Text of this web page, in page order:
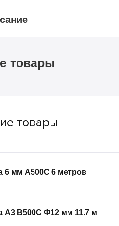
товары
товары
6 мм А500С 6 метров
А3 В500С Ф12 мм 11.7 м